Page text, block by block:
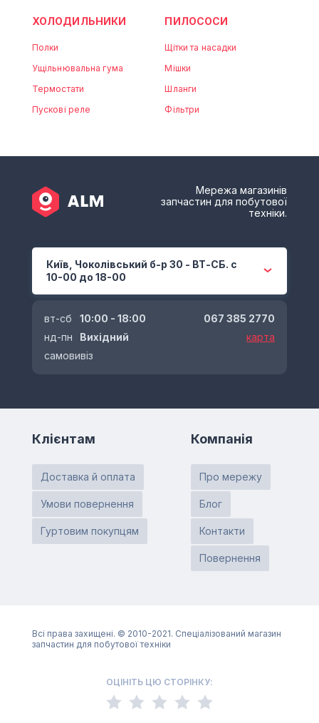
ХОЛОДИЛЬНИКИ
Полки
Ущільнювальна гума
Термостати
Пускові реле
ПИЛОСОСИ
Щітки та насадки
Мішки
Шланги
Фільтри
Мережа магазинів
запчастин для побутової
техніки.
Київ, Чоколівський б-р 30 - ВТ-СБ. с
10-00 до 18-00
вт-сб
10:00 - 18:00
нд-пн
Вихідний
самовивіз
067 385 2770
карта
Клієнтам
Доставка й оплата
Умови повернення
Гуртовим покупцям
Компанія
Про мережу
Блог
Контакти
Повернення
Всі права захищені. © 2010-2021. Спеціалізований магазин
запчастин для побутової техніки
ОЦІНІТЬ ЦЮ СТОРІНКУ: